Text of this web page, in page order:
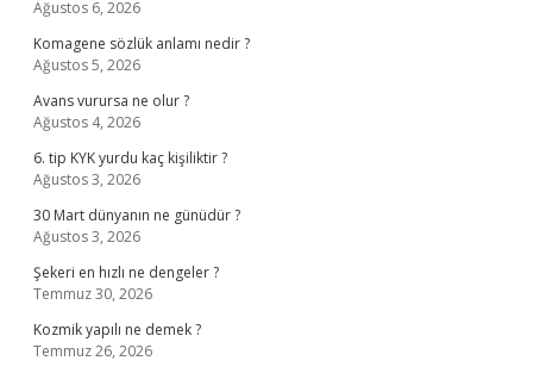
Ağustos 6, 2026
Komagene sözlük anlamı nedir ?
Ağustos 5, 2026
Avans vurursa ne olur ?
Ağustos 4, 2026
6. tip KYK yurdu kaç kişiliktir ?
Ağustos 3, 2026
30 Mart dünyanın ne günüdür ?
Ağustos 3, 2026
Şekeri en hızlı ne dengeler ?
Temmuz 30, 2026
Kozmik yapılı ne demek ?
Temmuz 26, 2026